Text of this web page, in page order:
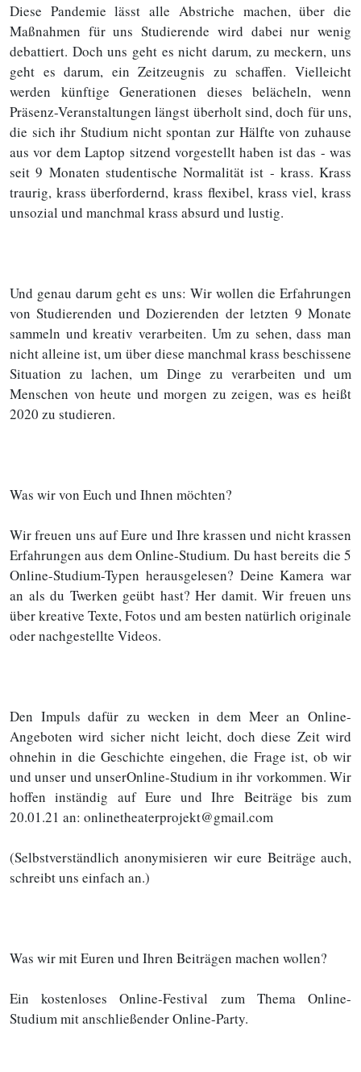
Diese Pandemie lässt alle Abstriche machen, über die
Maßnahmen für uns Studierende wird dabei nur wenig
debattiert. Doch uns geht es nicht darum, zu meckern, uns
geht es darum, ein Zeitzeugnis zu schaffen. Vielleicht
werden künftige Generationen dieses belächeln, wenn
Präsenz-Veranstaltungen längst überholt sind, doch für uns,
die sich ihr Studium nicht spontan zur Hälfte von zuhause
aus vor dem Laptop sitzend vorgestellt haben ist das - was
seit 9 Monaten studentische Normalität ist - krass. Krass
traurig, krass überfordernd, krass flexibel, krass viel, krass
unsozial und manchmal krass absurd und lustig.
Und genau darum geht es uns: Wir wollen die Erfahrungen
von Studierenden und Dozierenden der letzten 9 Monate
sammeln und kreativ verarbeiten. Um zu sehen, dass man
nicht alleine ist, um über diese manchmal krass beschissene
Situation zu lachen, um Dinge zu verarbeiten und um
Menschen von heute und morgen zu zeigen, was es heißt
2020 zu studieren.
Was wir von Euch und Ihnen möchten?
Wir freuen uns auf Eure und Ihre krassen und nicht krassen
Erfahrungen aus dem Online-Studium. Du hast bereits die 5
Online-Studium-Typen herausgelesen? Deine Kamera war
an als du Twerken geübt hast? Her damit. Wir freuen uns
über kreative Texte, Fotos und am besten natürlich originale
oder nachgestellte Videos.
Den Impuls dafür zu wecken in dem Meer an Online-
Angeboten wird sicher nicht leicht, doch diese Zeit wird
ohnehin in die Geschichte eingehen, die Frage ist, ob wir
und unser und unserOnline-Studium in ihr vorkommen. Wir
hoffen inständig auf Eure und Ihre Beiträge bis zum
20.01.21 an: onlinetheaterprojekt@gmail.com
(Selbstverständlich anonymisieren wir eure Beiträge auch,
schreibt uns einfach an.)
Was wir mit Euren und Ihren Beiträgen machen wollen?
Ein kostenloses Online-Festival zum Thema Online-
Studium mit anschließender Online-Party.